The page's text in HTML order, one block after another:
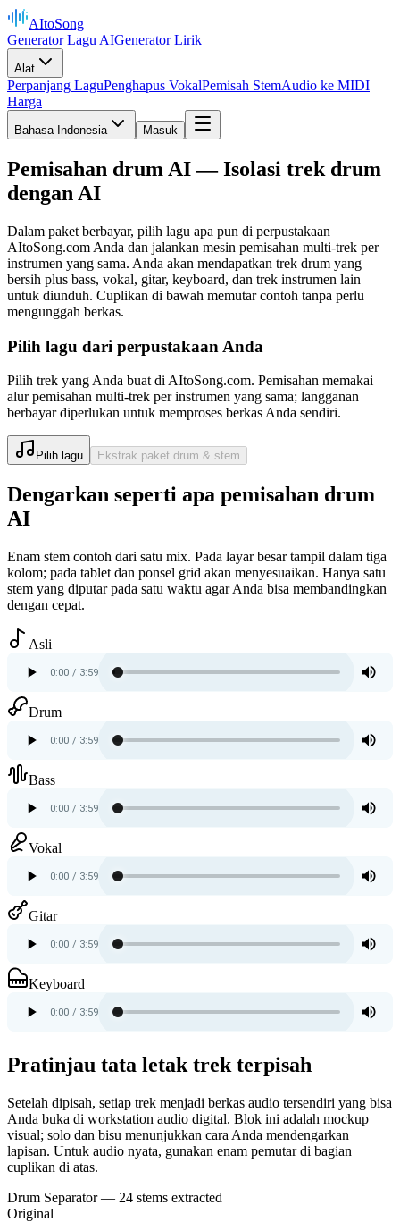
AItoSong
Generator Lagu AIGenerator Lirik
Alat
Perpanjang LaguPenghapus VokalPemisah StemAudio ke MIDI
Harga
Bahasa Indonesia Masuk
Pemisahan drum AI — Isolasi trek drum
dengan AI
Dalam paket berbayar, pilih lagu apa pun di perpustakaan
AItoSong.com Anda dan jalankan mesin pemisahan multi-trek per
instrumen yang sama. Anda akan mendapatkan trek drum yang
bersih plus bass, vokal, gitar, keyboard, dan trek instrumen lain
untuk diunduh. Cuplikan di bawah memutar contoh tanpa perlu
mengunggah berkas.
Pilih lagu dari perpustakaan Anda
Pilih trek yang Anda buat di AItoSong.com. Pemisahan memakai
alur pemisahan multi-trek per instrumen yang sama; langganan
berbayar diperlukan untuk memproses berkas Anda sendiri.
Pilih lagu Ekstrak paket drum & stem
Dengarkan seperti apa pemisahan drum
AI
Enam stem contoh dari satu mix. Pada layar besar tampil dalam tiga
kolom; pada tablet dan ponsel grid akan menyesuaikan. Hanya satu
stem yang diputar pada satu waktu agar Anda bisa membandingkan
dengan cepat.
Asli
Drum
Bass
Vokal
Gitar
Keyboard
Pratinjau tata letak trek terpisah
Setelah dipisah, setiap trek menjadi berkas audio tersendiri yang bisa
Anda buka di workstation audio digital. Blok ini adalah mockup
visual; solo dan bisu menunjukkan cara Anda mendengarkan
lapisan. Untuk audio nyata, gunakan enam pemutar di bagian
cuplikan di atas.
Drum Separator — 24 stems extracted
Original